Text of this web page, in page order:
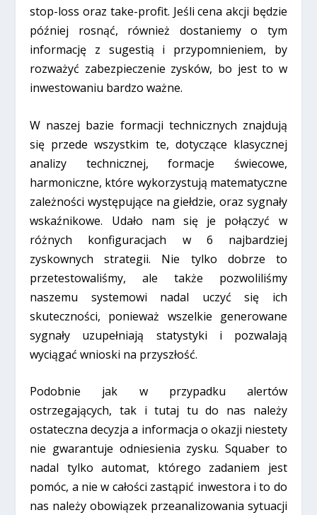
stop-loss oraz take-profit. Jeśli cena akcji będzie
później rosnąć, również dostaniemy o tym
informację z sugestią i przypomnieniem, by
rozważyć zabezpieczenie zysków, bo jest to w
inwestowaniu bardzo ważne.
W naszej bazie formacji technicznych znajdują
się przede wszystkim te, dotyczące klasycznej
analizy technicznej, formacje świecowe,
harmoniczne, które wykorzystują matematyczne
zależności występujące na giełdzie, oraz sygnały
wskaźnikowe. Udało nam się je połączyć w
różnych konfiguracjach w 6 najbardziej
zyskownych strategii. Nie tylko dobrze to
przetestowaliśmy, ale także pozwoliliśmy
naszemu systemowi nadal uczyć się ich
skuteczności, ponieważ wszelkie generowane
sygnały uzupełniają statystyki i pozwalają
wyciągać wnioski na przyszłość.
Podobnie jak w przypadku alertów
ostrzegających, tak i tutaj tu do nas należy
ostateczna decyzja a informacja o okazji niestety
nie gwarantuje odniesienia zysku. Squaber to
nadal tylko automat, którego zadaniem jest
pomóc, a nie w całości zastąpić inwestora i to do
nas należy obowiązek przeanalizowania sytuacji